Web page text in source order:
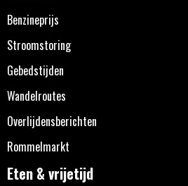
Benzineprijs
Stroomstoring
Gebedstijden
Wandelroutes
Overlijdensberichten
Rommelmarkt
Eten & vrijetijd